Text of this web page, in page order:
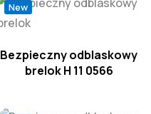
New
Bezpieczny odblaskowy
brelok H 11 0566